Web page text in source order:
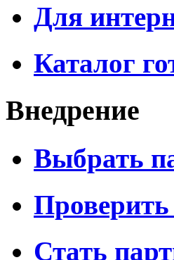
Для
Каталог
Внедрение
Выбрать
Проверить
Стать